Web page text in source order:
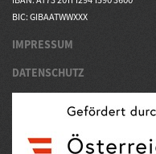
BIC: GIBAATWWXXX
IMPRESSUM
DATENSCHUTZ